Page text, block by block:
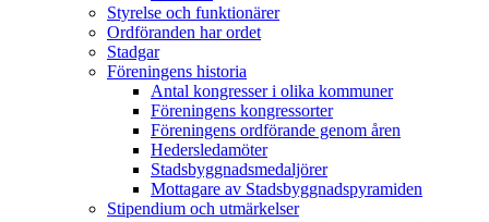
Styrelse och funktionärer
Ordföranden har ordet
Stadgar
Föreningens historia
Antal kongresser i olika kommuner
Föreningens kongressorter
Föreningens ordförande genom åren
Hedersledamöter
Stadsbyggnadsmedaljörer
Mottagare av Stadsbyggnadspyramiden
Stipendium och utmärkelser